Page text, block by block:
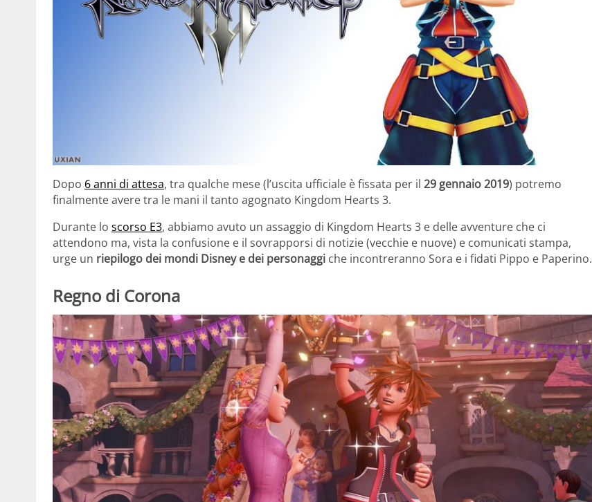
Dopo 6 anni di attesa, tra qualche mese (l’uscita ufficiale è fissata per il 29 gennaio 2019) potremo
finalmente avere tra le mani il tanto agognato Kingdom Hearts 3.
Durante lo scorso E3, abbiamo avuto un assaggio di Kingdom Hearts 3 e delle avventure che ci
attendono ma, vista la confusione e il sovrapporsi di notizie (vecchie e nuove) e comunicati stampa,
urge un riepilogo dei mondi Disney e dei personaggi che incontreranno Sora e i fidati Pippo e Paperino.
Regno di Corona